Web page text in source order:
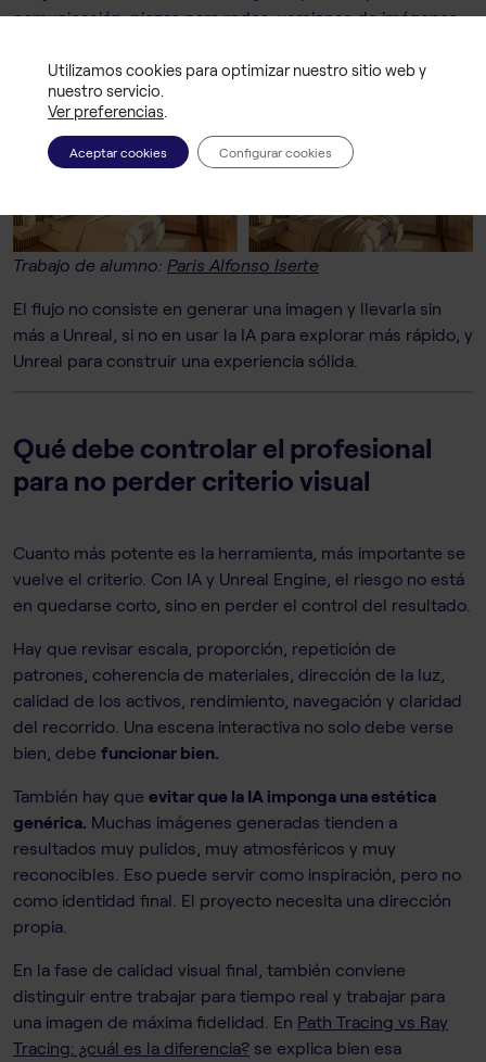
comunicación: piezas para redes, versiones de imágenes,
storyboards, edición visual o recursos de apoyo para
explicar el proyecto.
Trabajo de alumno: Paris Alfonso Iserte
El flujo no consiste en generar una imagen y llevarla sin
más a Unreal, si no en usar la IA para explorar más rápido, y
Unreal para construir una experiencia sólida.
Qué debe controlar el profesional
para no perder criterio visual
Cuanto más potente es la herramienta, más importante se
vuelve el criterio. Con IA y Unreal Engine, el riesgo no está
en quedarse corto, sino en perder el control del resultado.
Hay que revisar escala, proporción, repetición de
patrones, coherencia de materiales, dirección de la luz,
calidad de los activos, rendimiento, navegación y claridad
del recorrido. Una escena interactiva no solo debe verse
bien, debe funcionar bien.
También hay que evitar que la IA imponga una estética
genérica. Muchas imágenes generadas tienden a
resultados muy pulidos, muy atmosféricos y muy
reconocibles. Eso puede servir como inspiración, pero no
como identidad final. El proyecto necesita una dirección
propia.
En la fase de calidad visual final, también conviene
distinguir entre trabajar para tiempo real y trabajar para
una imagen de máxima fidelidad. En Path Tracing vs Ray
Tracing: ¿cuál es la diferencia? se explica bien esa
Utilizamos cookies para optimizar nuestro sitio web y
nuestro servicio.
Ver preferencias.
Aceptar cookies Configurar cookies